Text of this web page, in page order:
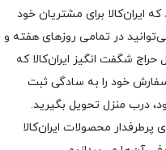
ایران‌کالا برای مشتریان خود
در تمامی روزهای هفته و
شگفت انگیز ایران‌کالا که
خود را به سادگی ثبت
درب منزل تحویل بگیرید.
محصولات ایران‌کالا